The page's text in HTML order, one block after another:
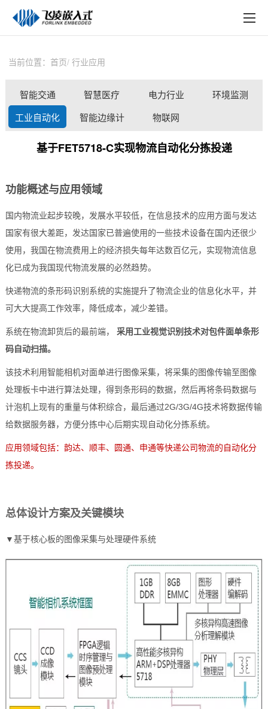
技术与支持
在线文档
关于飞凌
天猫商城
淘宝商城
新闻中心
技术论坛
在线购买
当前位置： 首页 行业应用
智能交通 智慧医疗 电力行业 环境监测
工业自动化 智能边缘计
算
物联网
基于FET5718-C实现物流自动化分拣投递
功能概述与应用领域
国内物流业起步较晚，发展水平较低，在信息技术的应用方面与发达
国家有很大差距，发达国家已普遍使用的一些技术设备在国内还很少
使用，我国在物流费用上的经济损失每年达数百亿元，实现物流信息
化已成为我国现代物流发展的必然趋势。
快递物流的条形码识别系统的实施提升了物流企业的信息化水平，并
可大大提高工作效率，降低成本，减少差错。
系统在物流卸货后的最前端， 采用工业视觉识别技术对包件面单条形
码自动扫描。
该技术利用智能相机对面单进行图像采集，将采集的图像传输至图像
处理板卡中进行算法处理，得到条形码的数据，然后再将条码数据与
计泡机上现有的重量与体积综合，最后通过2G/3G/4G技术将数据传输
给数据服务器，方便分拣中心后期实现自动化分拣系统。
应用领域包括：韵达、顺丰、圆通、申通等快递公司物流的自动化分
拣投递。
总体设计方案及关键模块
▼基于核心板的图像采集与处理硬件系统